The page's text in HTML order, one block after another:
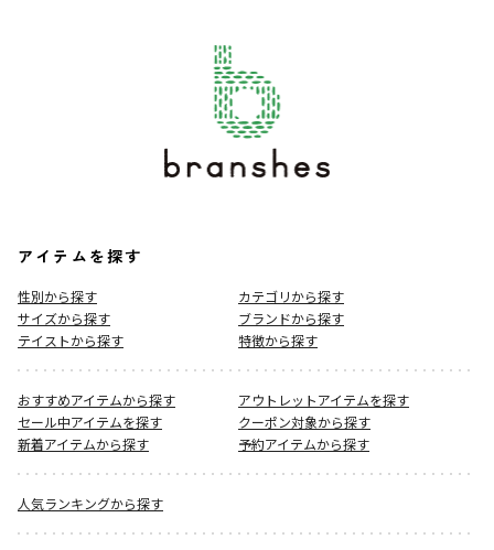
アイテムを探す
性別から探す
カテゴリから探す
サイズから探す
ブランドから探す
テイストから探す
特徴から探す
おすすめアイテムから探す
アウトレットアイテムを探す
セール中アイテムを探す
クーポン対象から探す
新着アイテムから探す
予約アイテムから探す
人気ランキングから探す